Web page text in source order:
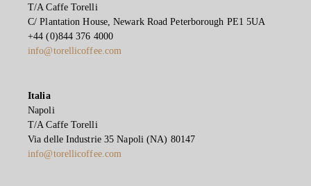
T/A Caffe Torelli
C/ Plantation House, Newark Road Peterborough PE1 5UA
+44 (0)844 376 4000
info@torellicoffee.com
Italia
Napoli
T/A Caffe Torelli
Via delle Industrie 35 Napoli (NA) 80147
info@torellicoffee.com